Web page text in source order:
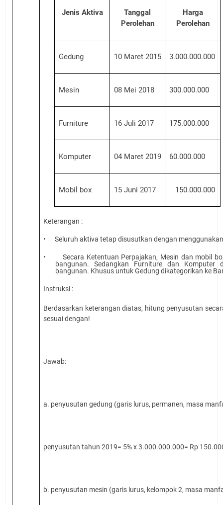
Jenis Aktiva
Tanggal
Perolehan
Harga
Perolehan
Gedung 10 Maret 2015 3.000.000.000
Mesin 08 Mei 2018 300.000.000
Furniture 16 Juli 2017 175.000.000
Komputer 04 Maret 2019 60.000.000
Mobil box 15 Juni 2017 150.000.000
Keterangan :
• Seluruh aktiva tetap disusutkan dengan
• Secara Ketentuan Perpajakan, Mesin dan mobil
bangunan. Sedangkan Furniture dan Komputer
bangunan. Khusus untuk Gedung dikategorikan ke
Instruksi :
Berdasarkan keterangan diatas, hitung penyusutan
sesuai dengan!
Jawab:
a. penyusutan gedung (garis lurus, permanen, masa
penyusutan tahun 2019= 5% x 3.000.000.000= Rp
b. penyusutan mesin (garis lurus, kelompok 2, masa